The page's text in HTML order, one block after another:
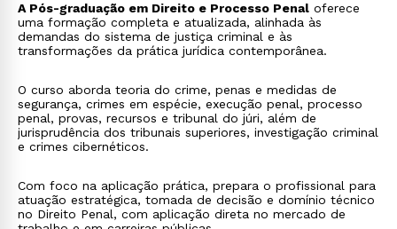
A Pós-graduação em Direito e Processo Penal oferece
uma formação completa e atualizada, alinhada às
demandas do sistema de justiça criminal e às
transformações da prática jurídica contemporânea.
O curso aborda teoria do crime, penas e medidas de
segurança, crimes em espécie, execução penal, processo
penal, provas, recursos e tribunal do júri, além de
jurisprudência dos tribunais superiores, investigação criminal
e crimes cibernéticos.
Com foco na aplicação prática, prepara o profissional para
atuação estratégica, tomada de decisão e domínio técnico
no Direito Penal, com aplicação direta no mercado de